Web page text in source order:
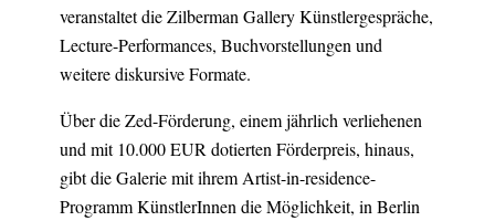
veranstaltet die Zilberman Gallery Künstlergespräche,
Lecture-Performances, Buchvorstellungen und
weitere diskursive Formate.
Über die Zed-Förderung, einem jährlich verliehenen
und mit 10.000 EUR dotierten Förderpreis, hinaus,
gibt die Galerie mit ihrem Artist-in-residence-
Programm KünstlerInnen die Möglichkeit, in Berlin